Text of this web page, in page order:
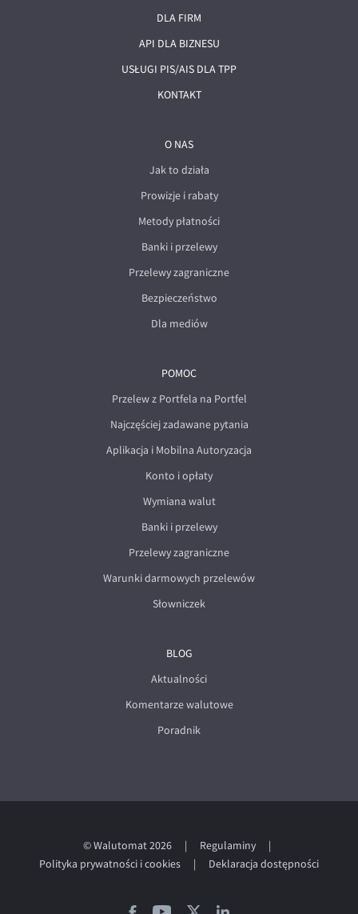
DLA FIRM
API DLA BIZNESU
USŁUGI PIS/AIS DLA TPP
KONTAKT
O NAS
Jak to działa
Prowizje i rabaty
Metody płatności
Banki i przelewy
Przelewy zagraniczne
Bezpieczeństwo
Dla mediów
POMOC
Przelew z Portfela na Portfel
Najczęściej zadawane pytania
Aplikacja i Mobilna Autoryzacja
Konto i opłaty
Wymiana walut
Banki i przelewy
Przelewy zagraniczne
Warunki darmowych przelewów
Słowniczek
BLOG
Aktualności
Komentarze walutowe
Poradnik
© Walutomat 2026 | Regulaminy
|
Polityka prywatności i cookies
| Deklaracja dostępności